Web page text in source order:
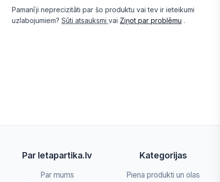
Pamanīji neprecizitāti par šo produktu vai tev ir ieteikumi
uzlabojumiem? Sūti atsauksmi vai Ziņot par problēmu .
Par letapartika.lv
Par mums
Kategorijas
Piena produkti un olas